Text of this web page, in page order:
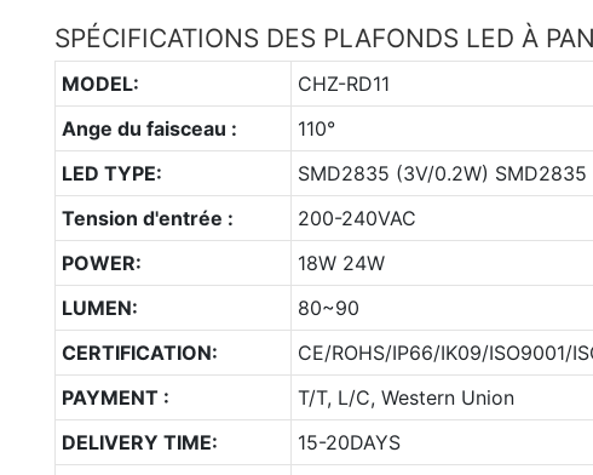
SPÉCIFICATIONS DES PLAFONDS LED À
MODEL:
CHZ-RD11
Ange du faisceau :
110°
LED TYPE:
SMD2835 (3V/0.2W) SMD2835
Tension d'entrée :
200-240VAC
POWER:
18W 24W
LUMEN:
80~90
CERTIFICATION:
CE/ROHS/IP66/IK09/ISO9001/
PAYMENT :
T/T, L/C, Western Union
DELIVERY TIME:
15-20DAYS